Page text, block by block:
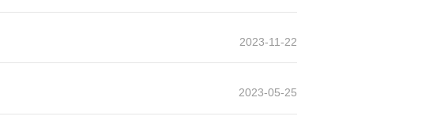
2023-11-22
2023-05-25